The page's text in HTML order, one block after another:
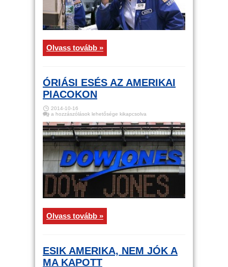
Olvass tovább »
ÓRIÁSI ESÉS AZ AMERIKAI
PIACOKON
2014-10-16
Óriási
az
amerikai
piacokon
bejegyzéshez
a hozzászólások lehetősége kikapcsolva
Olvass tovább »
ESIK AMERIKA, NEM JÓK A
MA KAPOTT